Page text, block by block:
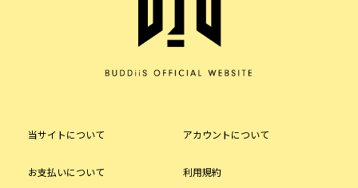
当サイトについて アカウントについて
お支払いについて 利用規約